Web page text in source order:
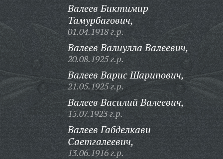
Валеев Биктимир
Тамурбагович,
01.04.1918 г.р.
Валеев Валиулла Валеевич,
20.08.1925 г.р.
Валеев Варис Шарипович,
21.05.1925 г.р.
Валеев Василий Валеевич,
15.07.1923 г.р.
Валеев Габделкави
Саетгалеевич,
13.06.1916 г.р.